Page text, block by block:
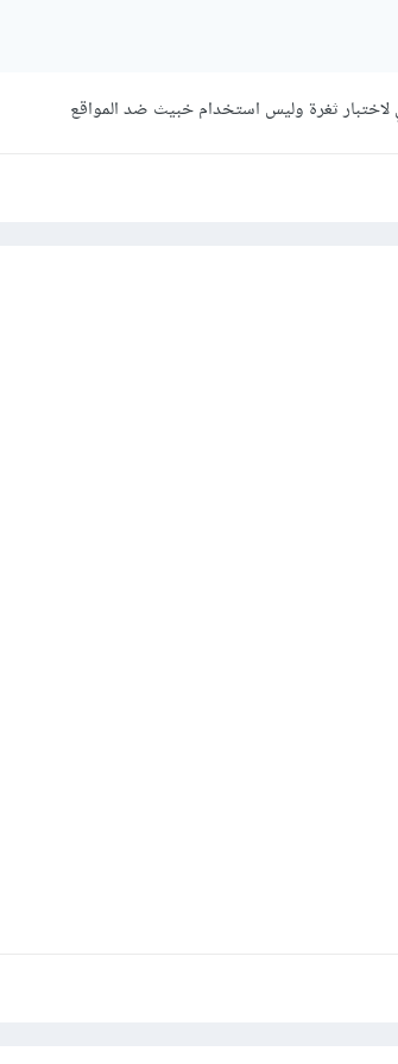
ثغرة وليس استخدام خبيث ضد المواقع